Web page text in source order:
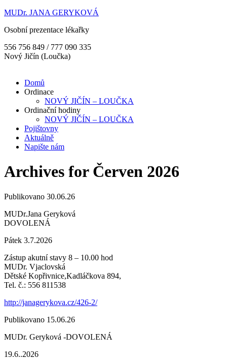
MUDr. JANA GERYKOVÁ
Osobní prezentace lékařky
556 756 849 / 777 090 335
Nový Jičín (Loučka)
Domů
Ordinace
NOVÝ JIČÍN – LOUČKA
Ordinační hodiny
NOVÝ JIČÍN – LOUČKA
Pojištovny
Aktuálně
Napište nám
Archives for Červen 2026
Publikovano 30.06.26
MUDr.Jana Geryková
DOVOLENÁ
Pátek 3.7.2026
Zástup akutní stavy 8 – 10.00 hod
MUDr. Vjaclovská
Dětské Kopřivnice,Kadláčkova 894,
Tel. č.: 556 811538
http://janagerykova.cz/426-2/
Publikovano 15.06.26
MUDr. Geryková -DOVOLENÁ
19.6..2026